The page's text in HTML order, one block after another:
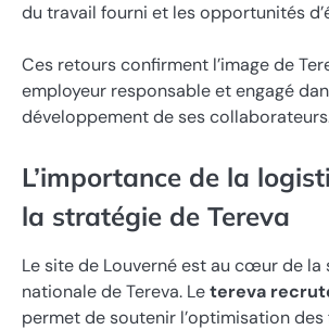
du travail fourni et les opportunités
Ces retours confirment l’image de
employeur responsable et engagé
développement de ses
L’importance de la
la stratégie de Tereva
Le site de Louverné est au cœur de la
nationale de Tereva. Letereva
permet de soutenir l’optimisation